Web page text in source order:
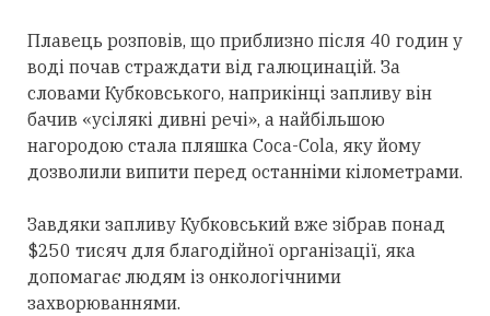
Плавець розповів, що приблизно після 40 годин у
воді почав страждати від галюцинацій. За
словами Кубковського, наприкінці запливу він
бачив «усілякі дивні речі», а найбільшою
нагородою стала пляшка Coca-Cola, яку йому
дозволили випити перед останніми кілометрами.
Завдяки запливу Кубковський вже зібрав понад
$250 тисяч для благодійної організації, яка
допомагає людям із онкологічними
захворюваннями.